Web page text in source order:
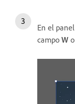
En el panel
campo W o